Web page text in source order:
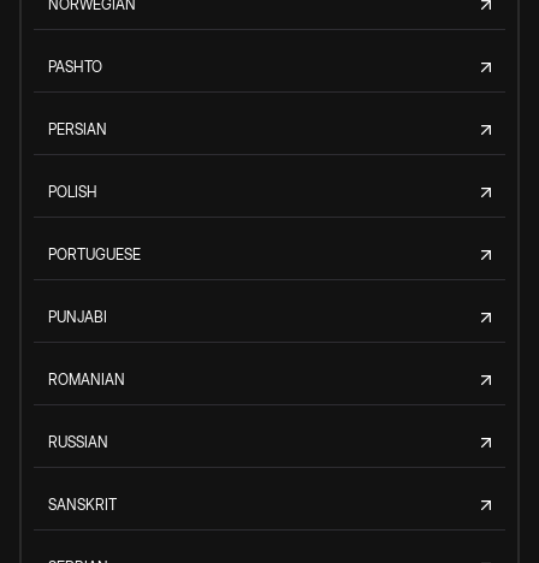
NORWEGIAN
PASHTO
PERSIAN
POLISH
PORTUGUESE
PUNJABI
ROMANIAN
RUSSIAN
SANSKRIT